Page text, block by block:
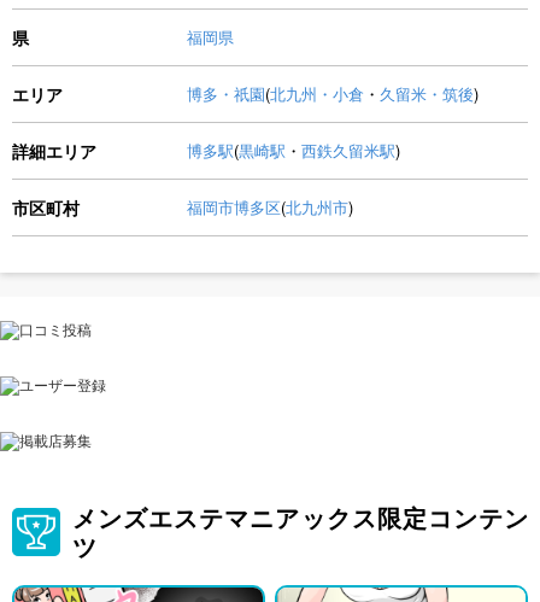
県 福岡県
エリア 博多・祇園(北九州・小倉 ・ 久留米・筑後)
詳細エリア 博多駅(黒崎駅 ・ 西鉄久留米駅)
市区町村 福岡市博多区(北九州市)
メンズエステマニアックス限定コンテン
ツ